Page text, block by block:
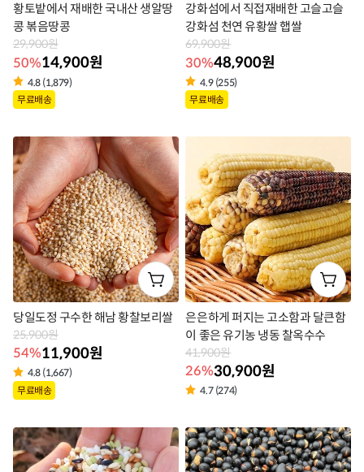
황토밭에서 재배한 국내산 생알땅
콩 볶음땅콩
29,900원
50%14,900원
4.8 (1,879)
상
라
벨
무료배송
강화섬에서 직접재배한 고슬고슬
강화섬 천연 유황쌀 햅쌀
69,900원
30%48,900원
4.9 (255)
상
벨
무료배송
당일도정 구수한 해남 황찰보리쌀
25,900원
54%11,900원
4.8 (1,667)
상
라
벨
무료배송
은은하게 퍼지는 고소함과 달큰함
이 좋은 유기농 냉동 찰옥수수
41,900원
26%30,900원
4.7 (274)
품
라